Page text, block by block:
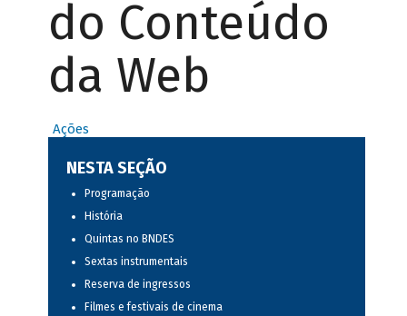
do Conteúdo
da Web
Ações
NESTA SEÇÃO
Programação
História
Quintas no BNDES
Sextas instrumentais
Reserva de ingressos
Filmes e festivais de cinema